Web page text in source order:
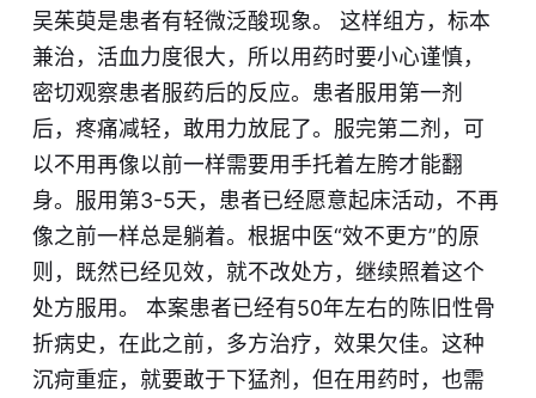
吴茱萸是患者有轻微泛酸现象。
这样组方，标本
兼治，活血力度很大， 所以用药时要小心谨慎，
密切观察患者服药后的反应。
患者服用第一剂
后，疼痛减轻，敢用力放屁了。服完第二剂，可
以不用再像以前一样需要用手托着左胯才能翻
身。服用第3-5天，患者已经愿意起床活动，不再
像之前一样总是躺着。根据中医“效不更方”的原
则，既然已经见效，就不改处方，继续照着这个
处方服用。 本案患者已经有50年左右的陈旧性骨
折病史，在此之前，多方治疗，效果欠佳。这种
沉疴重症，就要敢于下猛剂，但在用药时，也需